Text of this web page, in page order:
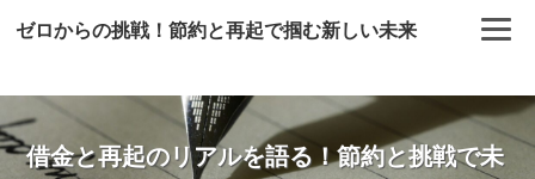
ゼロからの挑戦！節約と再起で掴む新しい未来
借金と再起のリアルを語る！節約と挑戦で未